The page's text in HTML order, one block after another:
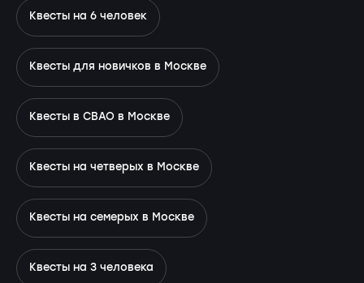
Квесты на 6 человек
Квесты для новичков в Москве
Квесты в СВАО в Москве
Квесты на четверых в Москве
Квесты на семерых в Москве
Квесты на 3 человека